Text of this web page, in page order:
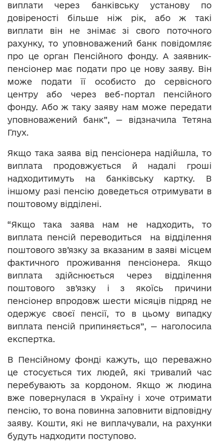
виплати через банківську установу по
довіреності більше ніж рік, або ж такі
виплати він не знімає зі свого поточного
рахунку, то уповноважений банк повідомляє
про це орган Пенсійного фонду. А заявник-
пенсіонер має подати про це нову заяву. Він
може подати її особисто до сервісного
центру або через веб-портал пенсійного
фонду. Або ж таку заяву нам може передати
уповноважений банк”, — відзначила Тетяна
Глух.
Якщо така заява від пенсіонера надійшла, то
виплата продовжується й надалі гроші
надходитимуть на банківську картку. В
іншому разі пенсію доведеться отримувати в
поштовому відділені.
“Якщо така заява нам не надходить, то
виплата пенсій переводиться на відділення
поштового зв’язку за вказаним в заяві місцем
фактичного проживання пенсіонера. Якщо
виплата здійснюється через відділення
поштового зв’язку і з якоїсь причини
пенсіонер впродовж шести місяців підряд не
одержує своєї пенсії, то в цьому випадку
виплата пенсій припиняється”, — наголосила
експертка.
В Пенсійному фонді кажуть, що переважно
це стосується тих людей, які тривалий час
перебувають за кордоном. Якщо ж людина
вже повернулася в Україну і хоче отримати
пенсію, то вона повинна заповнити відповідну
заяву. Кошти, які не виплачували, на рахунки
будуть надходити поступово.